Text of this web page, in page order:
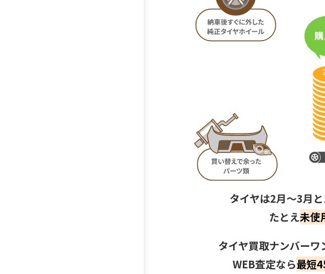
タイヤは2月～3月
たとえ未使
タイヤ買取ナンバーワ
WEB査定なら最短